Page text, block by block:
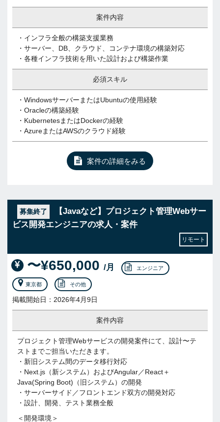
案件内容
・インフラ全般の構築支援業務
・サーバー、DB、クラウド、コンテナ環境の構築対応
・各種インフラ技術を用いた設計および構築作業
必須スキル
・WindowsサーバーまたはUbuntuの使用経験
・Oracleの構築経験
・KubernetesまたはDockerの経験
・AzureまたはAWSのクラウド経験
案件の詳細をみる
募集終了
【Javaなど】プロジェクト管理Webサー
ビス開発エンジニアの求人・案件
リモート
〜¥650,000 /月 エンジニア
東京都 その他
掲載開始日：2026年4月9日
案件内容
プロジェクト管理Webサービスの開発案件にて、設計〜テ
ストまでご担当いただきます。
・新旧システム間のデータ移行対応
・Next.js（新システム）およびAngular／React＋
Java(Spring Boot)（旧システム）の開発
・サーバーサイド／フロントエンド双方の開発対応
・設計、開発、テスト業務全般
＜開発環境＞